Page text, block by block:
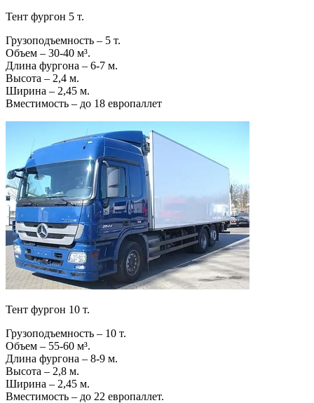
Тент фургон 5 т.
Грузоподъемность – 5 т.
Объем – 30-40 м³.
Длина фургона – 6-7 м.
Высота – 2,4 м.
Ширина – 2,45 м.
Вместимость – до 18 европаллет
Тент фургон 10 т.
Грузоподъемность – 10 т.
Объем – 55-60 м³.
Длина фургона – 8-9 м.
Высота – 2,8 м.
Ширина – 2,45 м.
Вместимость – до 22 европаллет.